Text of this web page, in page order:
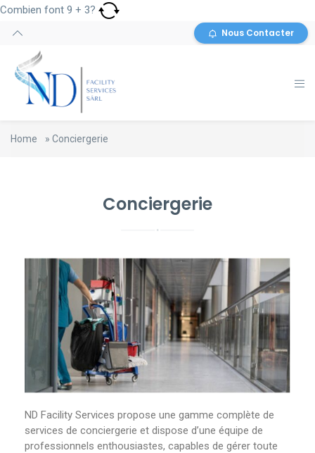
Combien font 9 + 3?
Nous Contacter
Home » Conciergerie
Conciergerie
ND Facility Services propose une gamme complète de
services de conciergerie et dispose d’une équipe de
professionnels enthousiastes, capables de gérer toute